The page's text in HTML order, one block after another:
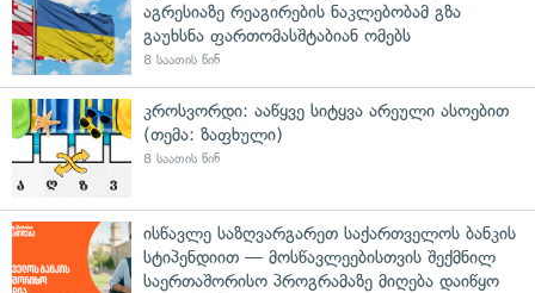
აგრესიაზე რეაგირების ნაკლებობამ გზა
გაუხსნა ფართომასშტაბიან ომებს
8 საათის წინ
კროსვორდი: ააწყვე სიტყვა არეული ასოებით
(თემა: ზაფხული)
8 საათის წინ
ისწავლე საზღვარგარეთ საქართველოს ბანკის
სტიპენდიით — მოსწავლეებისთვის შექმნილ
საერთაშორისო პროგრამაზე მიღება დაიწყო